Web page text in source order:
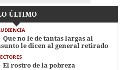
ÚLTIMO
Que no le de tantas largas al
le dicen al general retirado
El rostro de la pobreza